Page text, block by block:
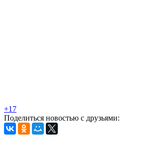
+17
Поделиться новостью с друзьями: